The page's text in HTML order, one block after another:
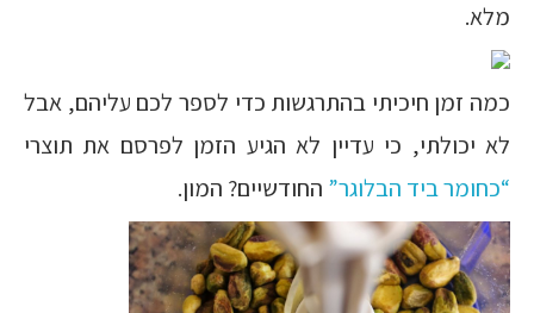
מלא.
כמה זמן חיכיתי בהתרגשות כדי לספר לכם עליהם, אבל
לא יכולתי, כי עדיין לא הגיע הזמן לפרסם את תוצרי
“כחומר ביד הבלוגר” החודשיים? המון.